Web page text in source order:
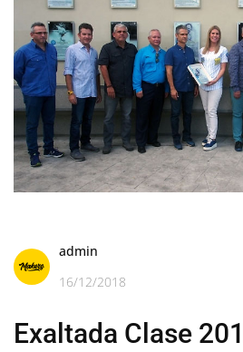
admin
16/12/2018
Exaltada Clase